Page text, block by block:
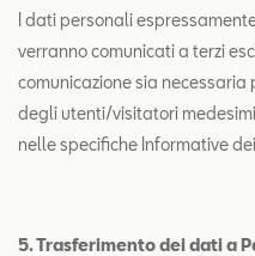
I dati personali
verranno comunicati a terzi
comunicazione sia
degli utenti/visitatori
nelle specifiche Informative
5. Trasferimento dei dati a